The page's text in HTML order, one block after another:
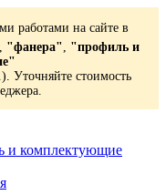
работами на сайте в
, "фанера", "профиль и
Уточняйте стоимость
и комплектующие